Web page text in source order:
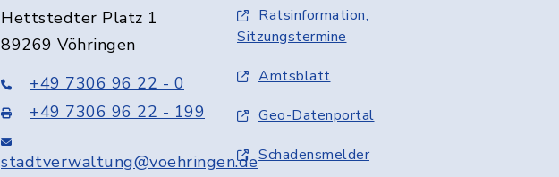
Hettstedter Platz 1
89269 Vöhringen
+49 7306 96 22 - 0
+49 7306 96 22 - 199
stadtverwaltung@voehringen.de
Ratsinformation,
Sitzungstermine
Amtsblatt
Geo-Datenportal
Schadensmelder